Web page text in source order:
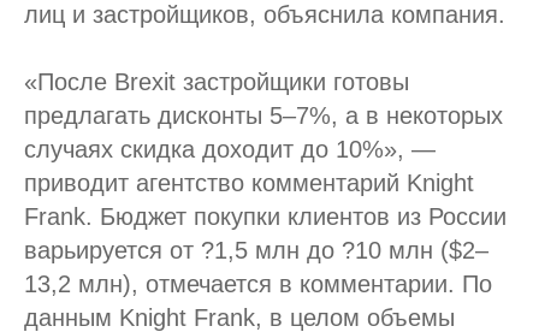
лиц и застройщиков, объяснила компания.
«После Brexit застройщики готовы
предлагать дисконты 5–7%, а в некоторых
случаях скидка доходит до 10%», —
приводит агентство комментарий Knight
Frank. Бюджет покупки клиентов из России
варьируется от ?1,5 млн до ?10 млн ($2–
13,2 млн), отмечается в комментарии. По
данным Knight Frank, в целом объемы